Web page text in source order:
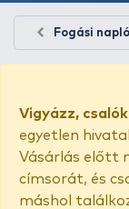
Fogási napló
Vigyázz,
egyetlen
Vásárlás előtt
címsorát, és
máshol